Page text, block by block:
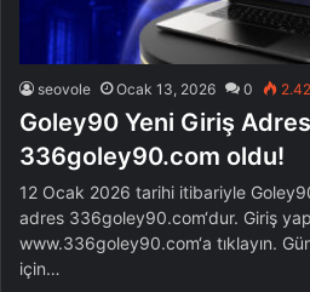
seovole Ocak 13, 2026 0
Goley90 Yeni Giriş
336goley90.com oldu!
12 Ocak 2026 tarihi itibariyle
adres 336goley90.com‘dur. Giriş
www.336goley90.com‘a tıklayın.
için…